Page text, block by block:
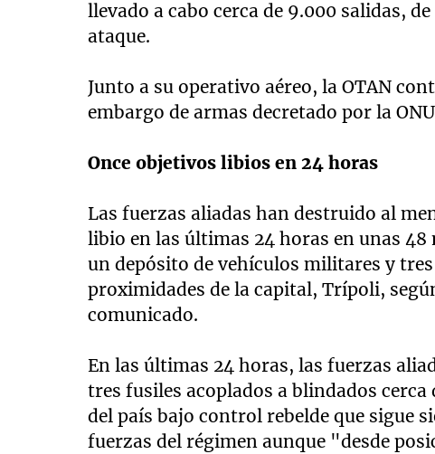
llevado a cabo cerca de 9.000 salidas,
ataque.
Junto a su operativo aéreo, la OTAN
embargo de armas decretado por la
Once objetivos libios en 24 horas
Las fuerzas aliadas han destruido al
libio en las últimas 24 horas en unas
un depósito de vehículos militares y
proximidades de la capital, Trípoli,
comunicado.
En las últimas 24 horas, las fuerzas
tres fusiles acoplados a blindados
del país bajo control rebelde que sigue
fuerzas del régimen aunque "desde